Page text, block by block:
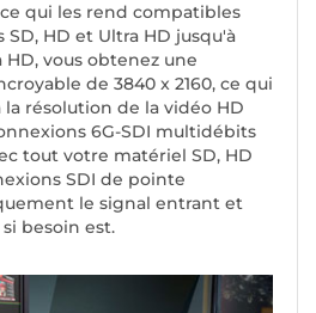
qui les rend compatibles
HD et Ultra HD jusqu'à
HD, vous obtenez une
de 3840 x 2160, ce qui
résolution de la vidéo HD
6G-SDI multidébits
tout votre matériel SD, HD
SDI de pointe
le signal entrant et
besoin est.